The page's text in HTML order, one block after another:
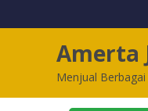
ke
Amerta
Menjual